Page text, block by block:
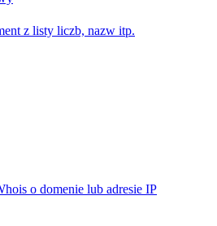
z listy liczb, nazw itp.
o domenie lub adresie IP